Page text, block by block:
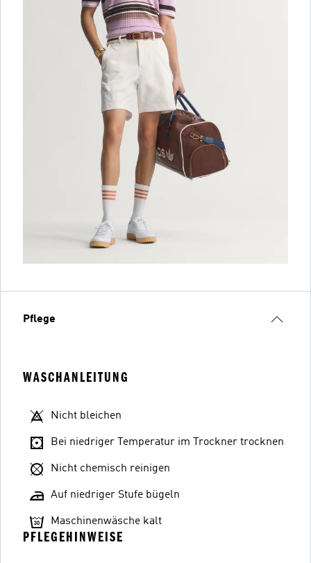
Pflege
WASCHANLEITUNG
Nicht bleichen
Bei niedriger Temperatur im Trockner trocknen
Nicht chemisch reinigen
Auf niedriger Stufe bügeln
Maschinenwäsche kalt
PFLEGEHINWEISE